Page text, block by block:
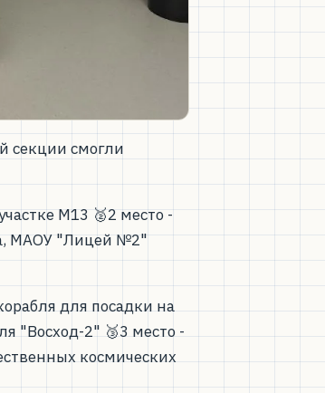
секции смогли
М13 🥈2 место -
МАОУ "Лицей №2"
для посадки на
"Восход-2" 🥉3 место -
космических